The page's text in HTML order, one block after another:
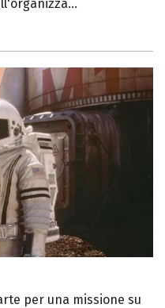
per una missione su